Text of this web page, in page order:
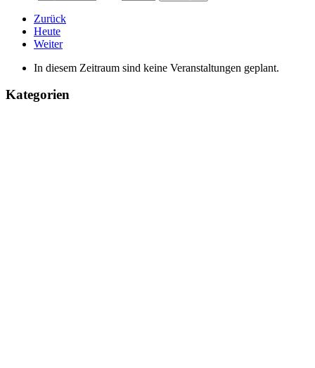
Zurück
Heute
Weiter
In diesem Zeitraum sind keine Veranstaltungen geplant.
Kategorien